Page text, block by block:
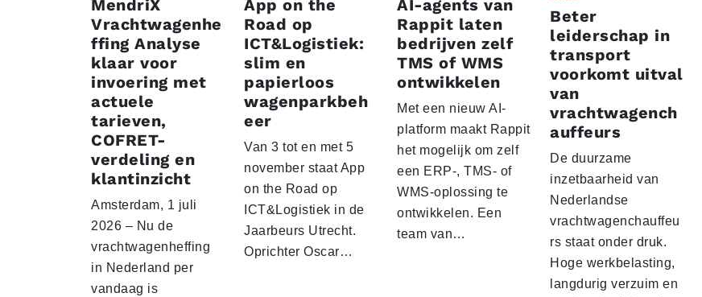
MendriX
Vrachtwagenhe
ffing Analyse
klaar voor
invoering met
actuele
tarieven,
COFRET-
verdeling en
klantinzicht
Amsterdam, 1 juli
2026 – Nu de
vrachtwagenheffing
in Nederland per
vandaag is
App on the
Road op
ICT&Logistiek:
slim en
papierloos
wagenparkbeh
eer
Van 3 tot en met 5
november staat App
on the Road op
ICT&Logistiek in de
Jaarbeurs Utrecht.
Oprichter Oscar…
AI-agents van
Rappit laten
bedrijven zelf
TMS of WMS
ontwikkelen
Met een nieuw AI-
platform maakt Rappit
het mogelijk om zelf
een ERP-, TMS- of
WMS-oplossing te
ontwikkelen. Een
team van…
Beter
leiderschap in
transport
voorkomt uitval
van
vrachtwagench
auffeurs
De duurzame
inzetbaarheid van
Nederlandse
vrachtwagenchauffeu
rs staat onder druk.
Hoge werkbelasting,
langdurig verzuim en